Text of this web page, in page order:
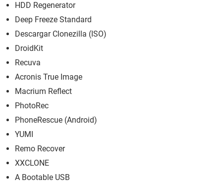
HDD Regenerator
Deep Freeze Standard
Descargar Clonezilla (ISO)
DroidKit
Recuva
Acronis True Image
Macrium Reflect
PhotoRec
PhoneRescue (Android)
YUMI
Remo Recover
XXCLONE
A Bootable USB